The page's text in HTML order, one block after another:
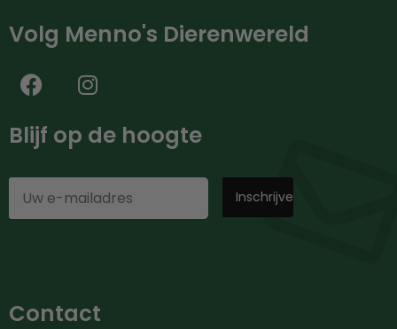
Volg Menno's Dierenwereld
Blijf op de hoogte
Contact